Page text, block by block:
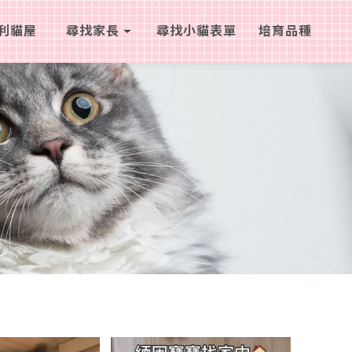
貓屋 尋找家長 尋找小貓表單 培育品種